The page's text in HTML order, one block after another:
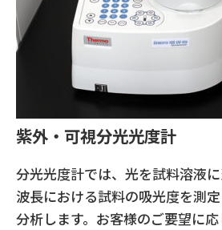
紫外・可視分光光度計
分光光度計では、光を試料溶液
波長における試料の吸光度を測
分析します。お客様のご要望に